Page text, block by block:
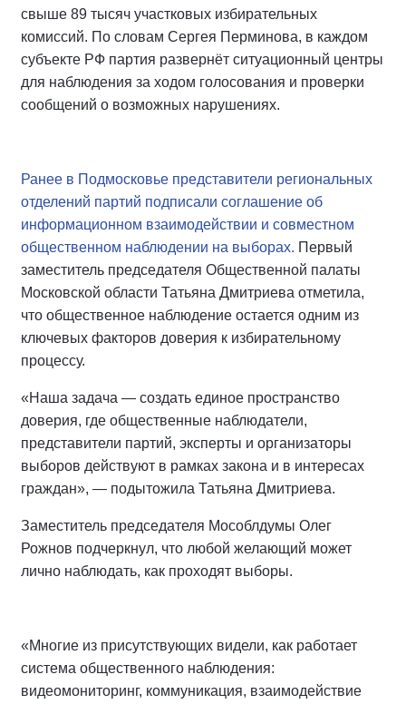
свыше 89 тысяч участковых избирательных
комиссий. По словам Сергея Перминова, в каждом
субъекте РФ партия развернёт ситуационный центры
для наблюдения за ходом голосования и проверки
сообщений о возможных нарушениях.
Ранее в Подмосковье представители региональных
отделений партий подписали соглашение об
информационном взаимодействии и совместном
общественном наблюдении на выборах. Первый
заместитель председателя Общественной палаты
Московской области Татьяна Дмитриева отметила,
что общественное наблюдение остается одним из
ключевых факторов доверия к избирательному
процессу.
«Наша задача — создать единое пространство
доверия, где общественные наблюдатели,
представители партий, эксперты и организаторы
выборов действуют в рамках закона и в интересах
граждан», — подытожила Татьяна Дмитриева.
Заместитель председателя Мособлдумы Олег
Рожнов подчеркнул, что любой желающий может
лично наблюдать, как проходят выборы.
«Многие из присутствующих видели, как работает
система общественного наблюдения:
видеомониторинг, коммуникация, взаимодействие